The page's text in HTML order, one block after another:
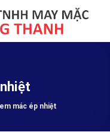
mác ép nhiệt